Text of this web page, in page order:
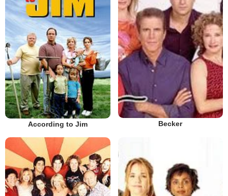
According to Jim Becker